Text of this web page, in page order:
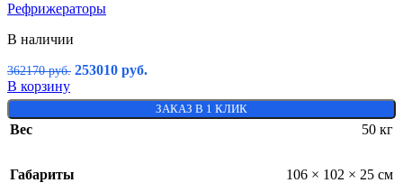
Рефрижераторы
В наличии
362170руб. 253010 руб.
В корзину
ЗАКАЗ В 1 КЛИК
Вес 50 кг
Габариты 106 × 102 × 25 см